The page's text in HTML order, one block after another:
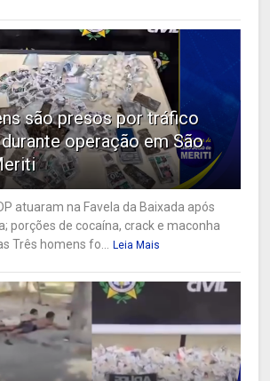
são presos por tráfico
operação em São
atuaram na Favela da Baixada após
porções de cocaína, crack e maconha
Três homens fo...
Leia Mais